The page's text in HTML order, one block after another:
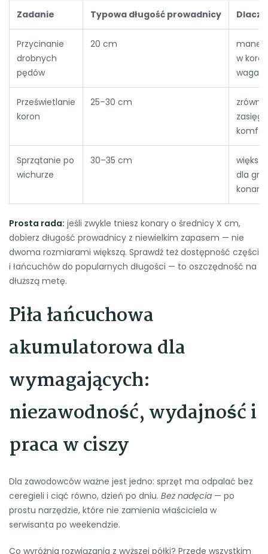
Zadanie Typowa długość prowadnicy
Przycinanie
drobnych
pędów
20 cm
w
waga
Prześwietlanie
koron
25–30 cm
zasięg i
Sprzątanie po
wichurze
30–35 cm
dla
Prosta rada: jeśli zwykle tniesz konary o średnicy X cm,
dobierz długość prowadnicy z niewielkim zapasem — nie
dwoma rozmiarami większą. Sprawdź też dostępność części
i łańcuchów do popularnych długości — to oszczędność na
dłuższą metę.
Piła łańcuchowa
akumulatorowa dla
wymagających:
niezawodność, wydajność i
praca w ciszy
Dla zawodowców ważne jest jedno: sprzęt ma odpalać bez
ceregieli i ciąć równo, dzień po dniu. Bez nadęcia — po
prostu narzędzie, które nie zamienia właściciela w
serwisanta po weekendzie.
Co wyróżnia rozwiązania z wyższej półki? Przede wszystkim